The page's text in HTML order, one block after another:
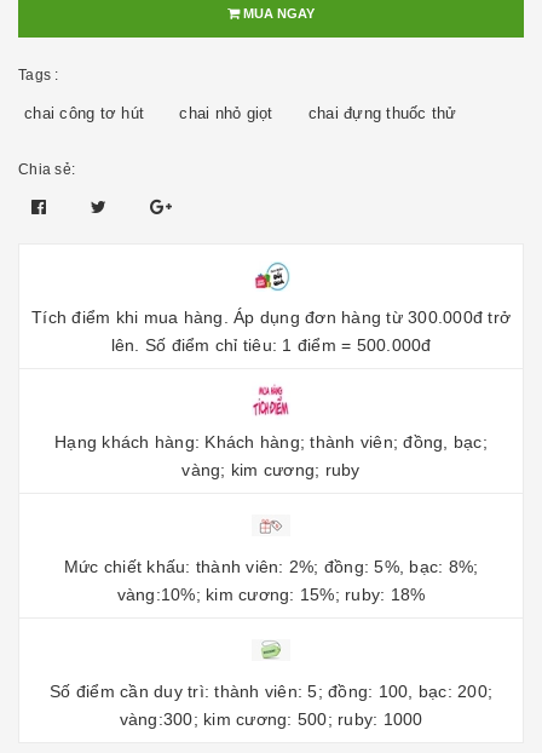
MUA NGAY
Tags :
chai công tơ hút chai nhỏ giọt chai đựng thuốc thử
Chia sẻ:
Tích điểm khi mua hàng. Áp dụng đơn hàng từ 300.000đ trở
lên. Số điểm chỉ tiêu: 1 điểm = 500.000đ
Hạng khách hàng: Khách hàng; thành viên; đồng, bạc;
vàng; kim cương; ruby
Mức chiết khấu: thành viên: 2%; đồng: 5%, bạc: 8%;
vàng:10%; kim cương: 15%; ruby: 18%
Số điểm cần duy trì: thành viên: 5; đồng: 100, bạc: 200;
vàng:300; kim cương: 500; ruby: 1000